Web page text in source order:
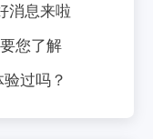
消息来啦
您了解
过吗？